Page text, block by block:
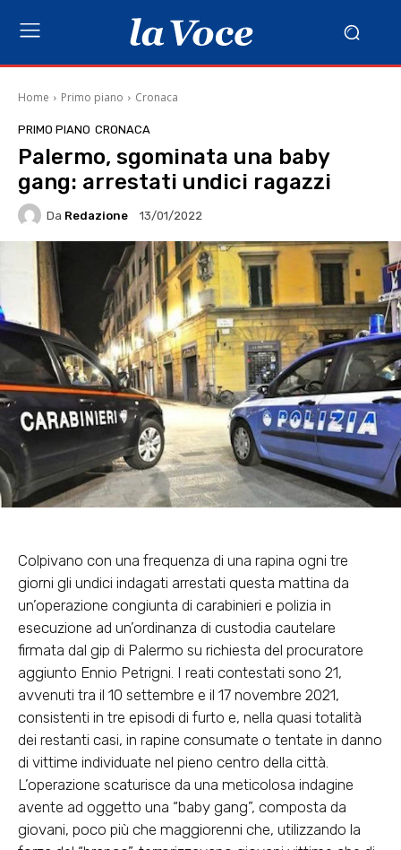
Home Primo piano Cronaca
PRIMO PIANO CRONACA
Palermo, sgominata una baby
gang: arrestati undici ragazzi
Da Redazione 13/01/2022
Colpivano con una frequenza di una rapina ogni tre
giorni gli undici indagati arrestati questa mattina da
un’operazione congiunta di carabinieri e polizia in
esecuzione ad un’ordinanza di custodia cautelare
firmata dal gip di Palermo su richiesta del procuratore
aggiunto Ennio Petrigni. I reati contestati sono 21,
avvenuti tra il 10 settembre e il 17 novembre 2021,
consistenti in tre episodi di furto e, nella quasi totalità
dei restanti casi, in rapine consumate o tentate in danno
di vittime individuate nel pieno centro della città.
L’operazione scaturisce da una meticolosa indagine
avente ad oggetto una “baby gang”, composta da
giovani, poco più che maggiorenni che, utilizzando la